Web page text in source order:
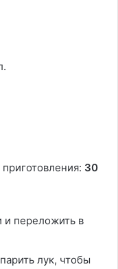
30
и переложить в
лук, чтобы